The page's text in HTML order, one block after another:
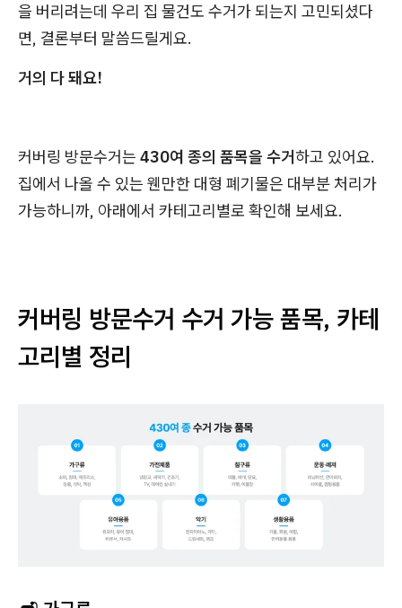
을 버리려는데 우리 집 물건도 수거가 되는지 고민되셨다
면, 결론부터 말씀드릴게요.
거의 다 돼요!
커버링 방문수거는 430여 종의 품목을 수거하고 있어요.
집에서 나올 수 있는 웬만한 대형 폐기물은 대부분 처리가
가능하니까, 아래에서 카테고리별로 확인해 보세요.
커버링 방문수거 수거 가능 품목, 카테
고리별 정리